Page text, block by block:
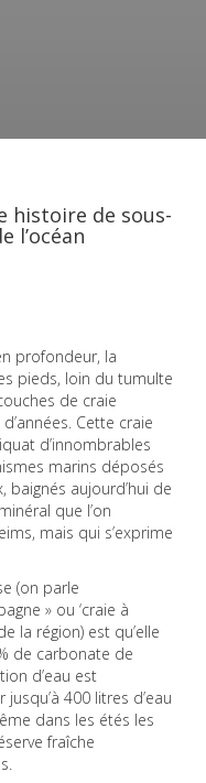
histoire de sous-
l’océan
profondeur, la
pieds, loin du tumulte
de craie
Cette craie
d’innombrables
marins déposés
baignés aujourd’hui de
que l’on
mais qui s’exprime
(on parle
» ou ‘craie à
la région) est qu’elle
de carbonate de
d’eau est
400 litres d’eau
dans les étés les
fraîche